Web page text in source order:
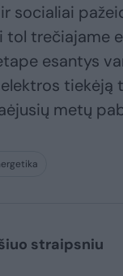
socialiai
tol trečiajame
esantys
tiekėją
metų
straipsniu